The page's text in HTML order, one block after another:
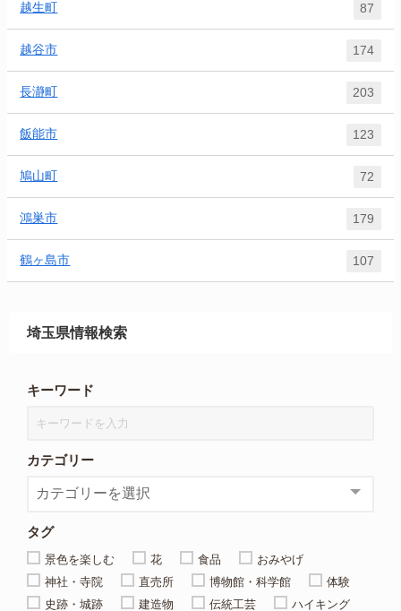
越生町 87
越谷市 174
長瀞町 203
飯能市 123
鳩山町 72
鴻巣市 179
鶴ヶ島市 107
埼玉県情報検索
キーワード
カテゴリー
タグ
景色を楽しむ 花 食品
おみやげ
神社・寺院
直売所 博物館・科学館
体験
史跡・城跡
建造物 伝統工芸 ハイキング